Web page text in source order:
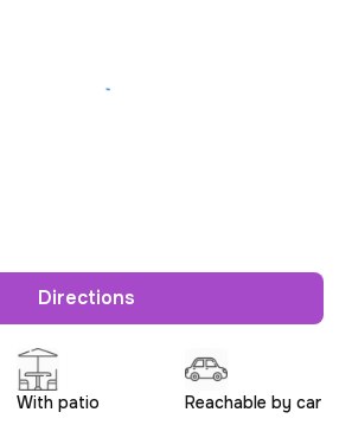
With patio Reachable by car
Directions